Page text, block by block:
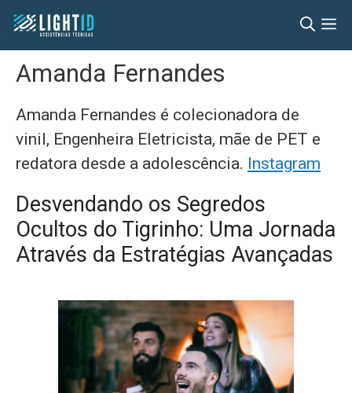
Pular
para
conteúdo
Amanda Fernandes
Amanda Fernandes é colecionadora de
vinil, Engenheira Eletricista, mãe de PET e
redatora desde a adolescência. Instagram
Desvendando os Segredos
Ocultos do Tigrinho: Uma Jornada
Através da Estratégias Avançadas